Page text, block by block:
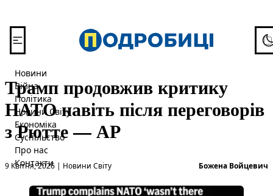
Новини
Війна
Політика
Новини Світу
Економіка
Суспільство
Про нас
Контакти
Трамп продовжив критику
НАТО навіть після переговорів
з Рютте — АР
9 Квітня, 2026 |
Опубліковано вНовини Світу Божена Войцевич